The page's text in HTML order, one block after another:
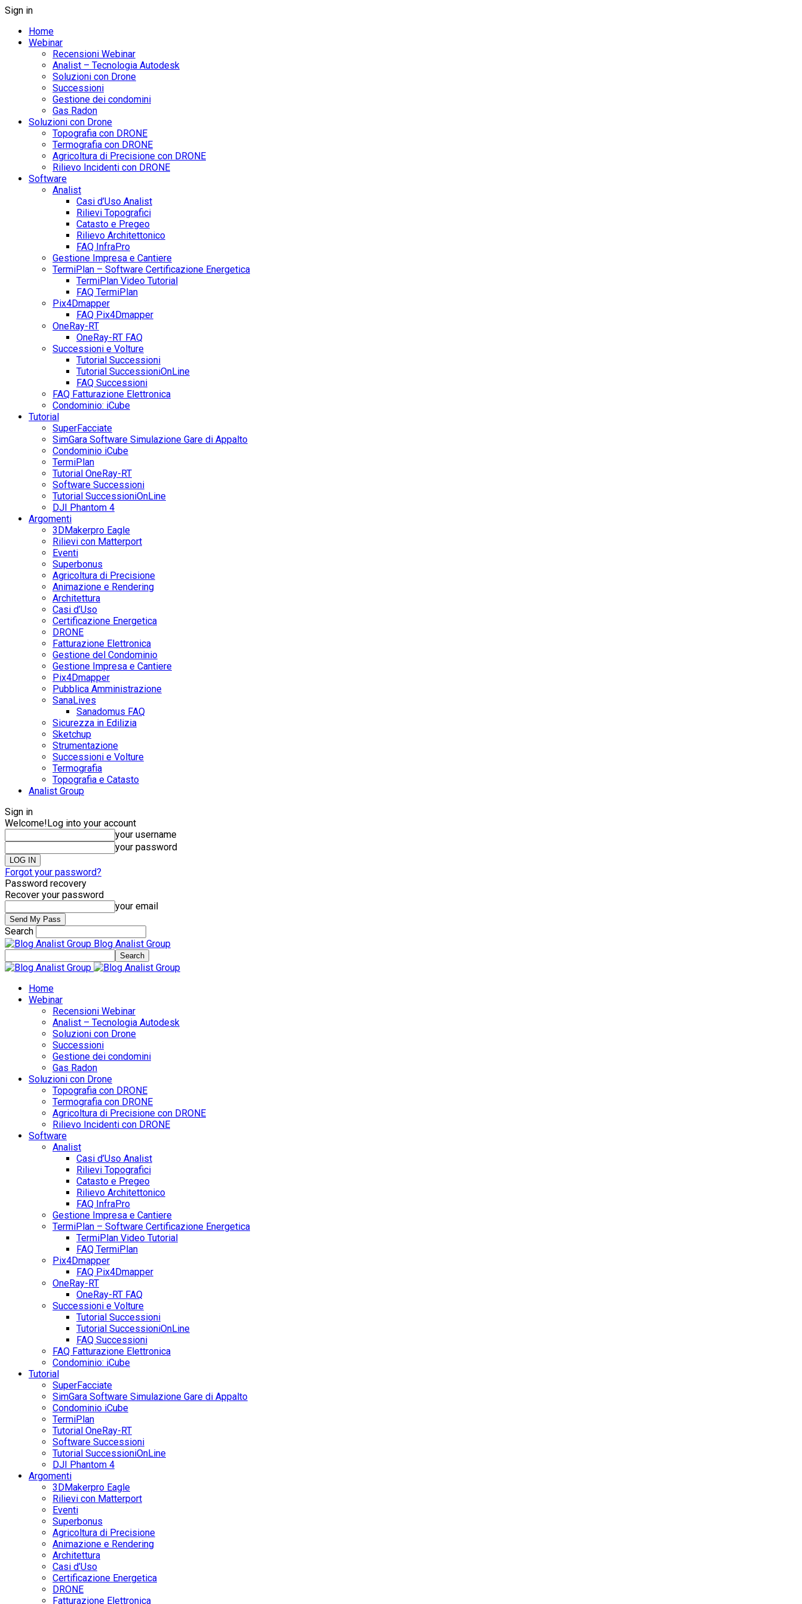
Sign in
Home
Webinar
Recensioni Webinar
Analist – Tecnologia Autodesk
Soluzioni con Drone
Successioni
Gestione dei condomini
Gas Radon
Soluzioni con Drone
Topografia con DRONE
Termografia con DRONE
Agricoltura di Precisione con DRONE
Rilievo Incidenti con DRONE
Software
Analist
Casi d’Uso Analist
Rilievi Topografici
Catasto e Pregeo
Rilievo Architettonico
FAQ InfraPro
Gestione Impresa e Cantiere
TermiPlan – Software Certificazione Energetica
TermiPlan Video Tutorial
FAQ TermiPlan
Pix4Dmapper
FAQ Pix4Dmapper
OneRay-RT
OneRay-RT FAQ
Successioni e Volture
Tutorial Successioni
Tutorial SuccessioniOnLine
FAQ Successioni
FAQ Fatturazione Elettronica
Condominio: iCube
Tutorial
SuperFacciate
SimGara Software Simulazione Gare di Appalto
Condominio iCube
TermiPlan
Tutorial OneRay-RT
Software Successioni
Tutorial SuccessioniOnLine
DJI Phantom 4
Argomenti
3DMakerpro Eagle
Rilievi con Matterport
Eventi
Superbonus
Agricoltura di Precisione
Animazione e Rendering
Architettura
Casi d’Uso
Certificazione Energetica
DRONE
Fatturazione Elettronica
Gestione del Condominio
Gestione Impresa e Cantiere
Pix4Dmapper
Pubblica Amministrazione
SanaLives
Sanadomus FAQ
Sicurezza in Edilizia
Sketchup
Strumentazione
Successioni e Volture
Termografia
Topografia e Catasto
Analist Group
Sign in
Welcome!Log into your account
your username
your password
Forgot your password?
Password recovery
Recover your password
your email
Search
Blog Analist Group
Home
Webinar
Recensioni Webinar
Analist – Tecnologia Autodesk
Soluzioni con Drone
Successioni
Gestione dei condomini
Gas Radon
Soluzioni con Drone
Topografia con DRONE
Termografia con DRONE
Agricoltura di Precisione con DRONE
Rilievo Incidenti con DRONE
Software
Analist
Casi d’Uso Analist
Rilievi Topografici
Catasto e Pregeo
Rilievo Architettonico
FAQ InfraPro
Gestione Impresa e Cantiere
TermiPlan – Software Certificazione Energetica
TermiPlan Video Tutorial
FAQ TermiPlan
Pix4Dmapper
FAQ Pix4Dmapper
OneRay-RT
OneRay-RT FAQ
Successioni e Volture
Tutorial Successioni
Tutorial SuccessioniOnLine
FAQ Successioni
FAQ Fatturazione Elettronica
Condominio: iCube
Tutorial
SuperFacciate
SimGara Software Simulazione Gare di Appalto
Condominio iCube
TermiPlan
Tutorial OneRay-RT
Software Successioni
Tutorial SuccessioniOnLine
DJI Phantom 4
Argomenti
3DMakerpro Eagle
Rilievi con Matterport
Eventi
Superbonus
Agricoltura di Precisione
Animazione e Rendering
Architettura
Casi d’Uso
Certificazione Energetica
DRONE
Fatturazione Elettronica